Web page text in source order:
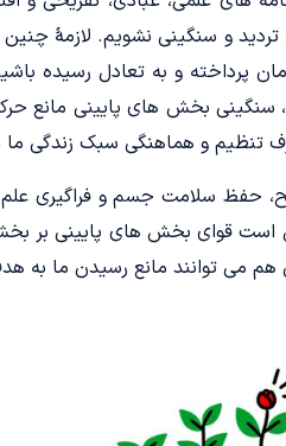
و سنگینی نشویم. لازمۀ
پرداخته و به تعادل رسیده
بخش های پایینی مانع
تنظیم و هماهنگی سبک زندگی
حفظ سلامت جسم و فراگیری علم
قوای بخش های پایینی بر
می توانند مانع رسیدن ما به